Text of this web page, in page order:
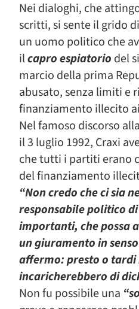
Nei dialoghi, che
scritti, si sente il grido
un uomo politico che
ilcaproespiatorio del
marcio della prima
abusato, senza limiti e
finanziamento illecito
Nel famoso discorso
il 3 luglio 1992, Craxi
che tutti i partiti erano
del finanziamento
“Non credo che ci sia
responsabile politico
importanti, che possa
un giuramento in
affermo: presto o
incaricherebbero di
Non fu possibile una